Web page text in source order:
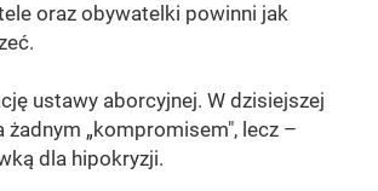
oraz obywatelki powinni jak
ustawy aborcyjnej. W dzisiejszej
„kompromisem", lecz –
dla hipokryzji.